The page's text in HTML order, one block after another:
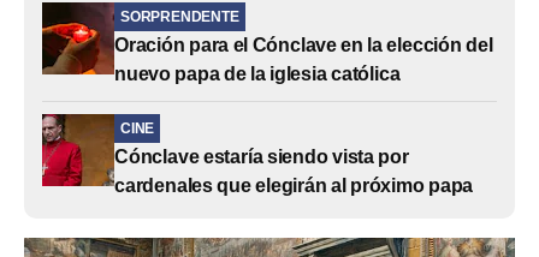
SORPRENDENTE
Oración para el Cónclave en la elección del
nuevo papa de la iglesia católica
CINE
Cónclave estaría siendo vista por
cardenales que elegirán al próximo papa